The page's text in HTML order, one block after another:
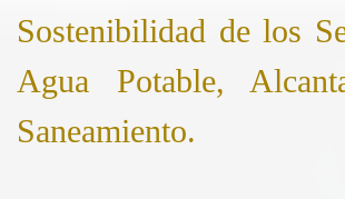
Sostenibilidad de los
Agua Potable,
Saneamiento.